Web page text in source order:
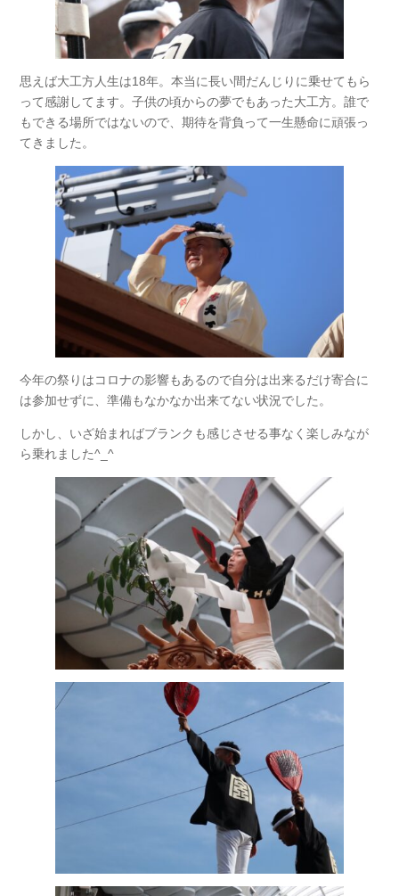
思えば大工方人生は18年。本当に長い間だんじりに乗せてもら
って感謝してます。子供の頃からの夢でもあった大工方。誰で
もできる場所ではないので、期待を背負って一生懸命に頑張っ
てきました。
今年の祭りはコロナの影響もあるので自分は出来るだけ寄合に
は参加せずに、準備もなかなか出来てない状況でした。
しかし、いざ始まればブランクも感じさせる事なく楽しみなが
ら乗れました^_^